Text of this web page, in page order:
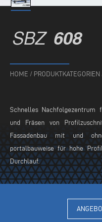
SBZ 608
HOME / PRODUKTKATEGORIEN
Schnelles Nachfolgezentrum
und Fräsen von
Fassadenbau mit und
portalbauweise für hohe
Durchlauf.